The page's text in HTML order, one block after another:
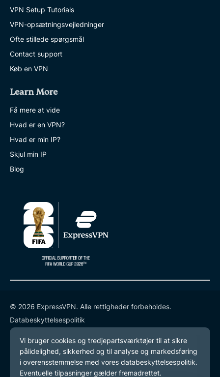
VPN Setup Tutorials
VPN-opsætningsvejledninger
Ofte stillede spørgsmål
Contact support
Køb en VPN
Learn More
Få mere at vide
Hvad er en VPN?
Hvad er min IP?
Skjul min IP
Blog
© 2026 ExpressVPN. Alle rettigheder forbeholdes.
Databeskyttelsespolitik
Tjenestevilkår
Cookie-præferencer